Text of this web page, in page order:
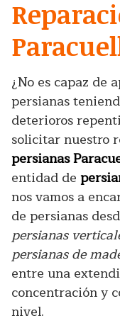
¿No es capaz de
persianas
deterioros
solicitar nuestro
persianas
entidad de
nos vamos a
de persianas
persianas
persianas de
entre una
concentración y
nivel.